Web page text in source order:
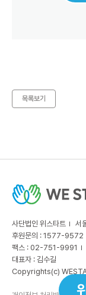
목록보기
사단법인 위스타트
서
후원문의 : 1577-9572
팩스 : 02-751-9991
대표자 : 김수길
Copyrights(c)